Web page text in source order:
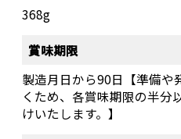
368g
賞味期限
製造月日から90日【準備や
くため、各賞味期限の半分
けいたします。】